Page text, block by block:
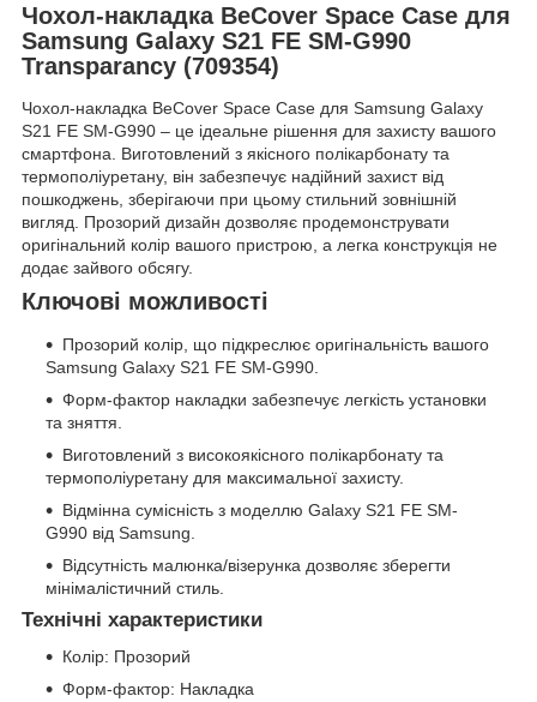
Чохол-накладка BeCover Space Case для
Samsung Galaxy S21 FE SM-G990
Transparancy (709354)
Чохол-накладка BeCover Space Case для Samsung Galaxy
S21 FE SM-G990 – це ідеальне рішення для захисту вашого
смартфона. Виготовлений з якісного полікарбонату та
термополіуретану, він забезпечує надійний захист від
пошкоджень, зберігаючи при цьому стильний зовнішній
вигляд. Прозорий дизайн дозволяє продемонструвати
оригінальний колір вашого пристрою, а легка конструкція не
додає зайвого обсягу.
Ключові можливості
Прозорий колір, що підкреслює оригінальність вашого
Samsung Galaxy S21 FE SM-G990.
Форм-фактор накладки забезпечує легкість установки
та зняття.
Виготовлений з високоякісного полікарбонату та
термополіуретану для максимальної захисту.
Відмінна сумісність з моделлю Galaxy S21 FE SM-
G990 від Samsung.
Відсутність малюнка/візерунка дозволяє зберегти
мінімалістичний стиль.
Технічні характеристики
Колір: Прозорий
Форм-фактор: Накладка